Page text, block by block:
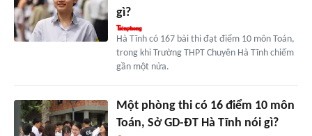
gì?
Hà Tĩnh có 167 bài thi đạt điểm 10 môn Toán,
trong khi Trường THPT Chuyên Hà Tĩnh chiếm
gần một nửa.
Một phòng thi có 16 điểm 10 môn
Toán, Sở GD-ĐT Hà Tĩnh nói gì?